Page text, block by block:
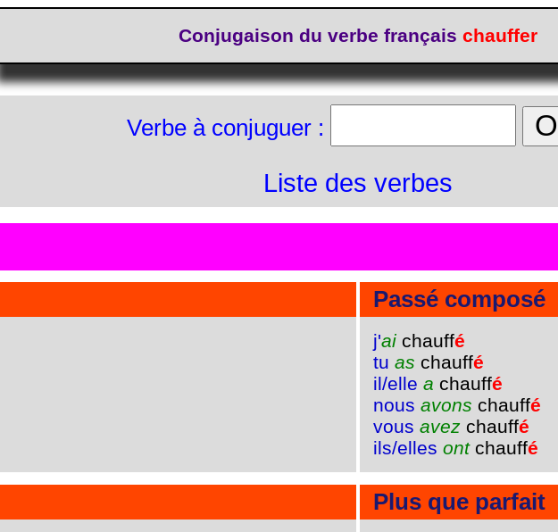
Conjugaison du verbe français chauffer
Verbe à conjuguer :
Liste des verbes
Passé composé
j'ai chauffé
tu as chauffé
il/elle a chauffé
nous avons chauffé
vous avez chauffé
ils/elles ontchauffé
Plus que parfait